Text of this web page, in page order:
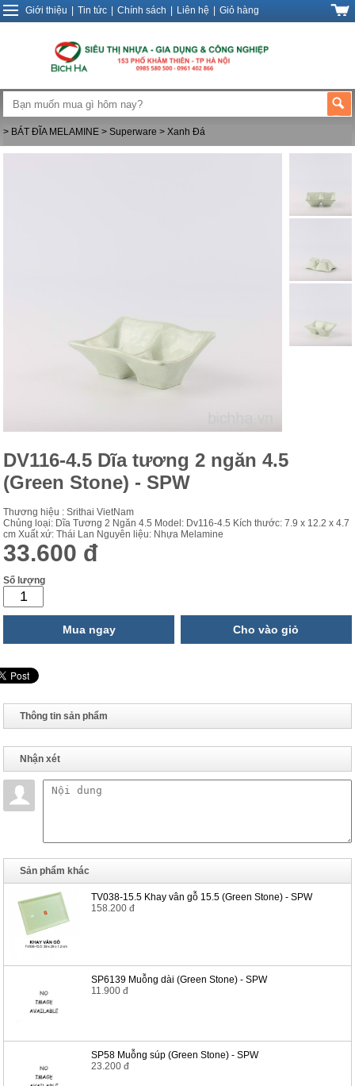
Giới thiệu Tin tức Chính sách Liên hệ Giỏ hàng
> BÁT ĐĨA MELAMINE > Superware > Xanh Đá
DV116-4.5 Dĩa tương 2 ngăn 4.5
(Green Stone) - SPW
Thương hiệu : Srithai VietNam
Chủng loại: Dĩa Tương 2 Ngăn 4.5 Model: Dv116-4.5 Kích thước: 7.9 x 12.2 x 4.7
cm Xuất xứ: Thái Lan Nguyên liệu: Nhựa Melamine
33.600 đ
Số lượng
Mua ngay Cho vào giỏ
Thông tin sản phẩm
Nhận xét
Sản phẩm khác
TV038-15.5 Khay vân gỗ 15.5 (Green Stone) - SPW
158.200 đ
SP6139 Muỗng dài (Green Stone) - SPW
11.900 đ
SP58 Muỗng súp (Green Stone) - SPW
23.200 đ